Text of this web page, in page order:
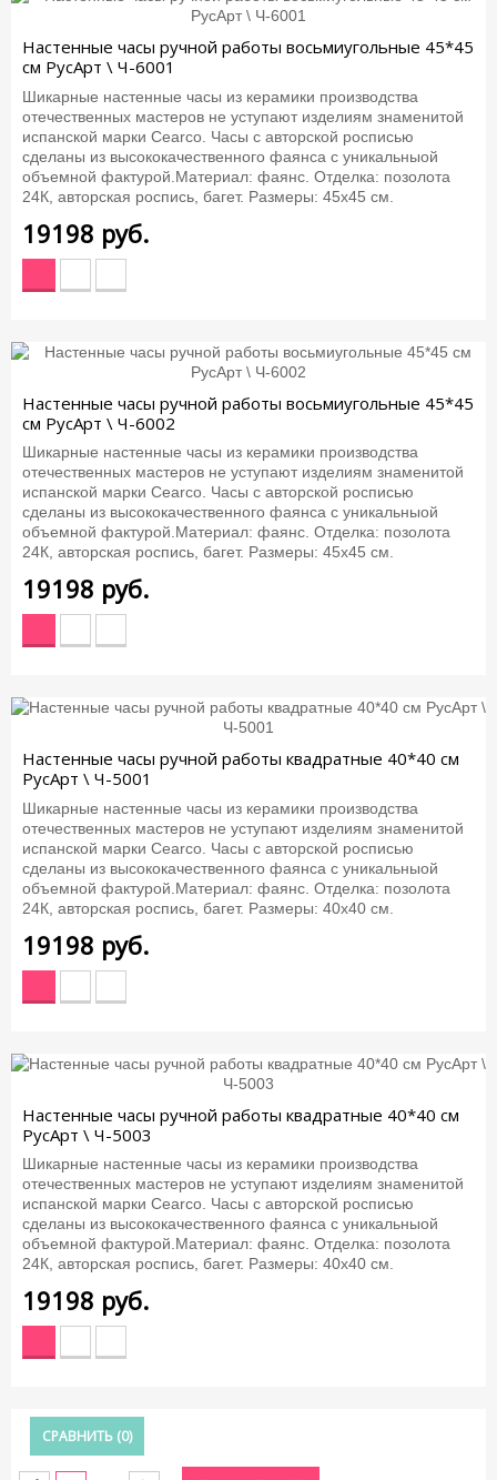
Настенные часы ручной работы восьмиугольные 45*45
см РусАрт \ Ч-6001
Шикарные настенные часы из керамики производства
отечественных мастеров не уступают изделиям знаменитой
испанской марки Cearco. Часы с авторской росписью
сделаны из высококачественного фаянса с уникальныой
объемной фактурой.Материал: фаянс. Отделка: позолота
24К, авторская роспись, багет. Размеры: 45х45 см.
19198 руб.
Настенные часы ручной работы восьмиугольные 45*45
см РусАрт \ Ч-6002
Шикарные настенные часы из керамики производства
отечественных мастеров не уступают изделиям знаменитой
испанской марки Cearco. Часы с авторской росписью
сделаны из высококачественного фаянса с уникальныой
объемной фактурой.Материал: фаянс. Отделка: позолота
24К, авторская роспись, багет. Размеры: 45х45 см.
19198 руб.
Настенные часы ручной работы квадратные 40*40 см
РусАрт \ Ч-5001
Шикарные настенные часы из керамики производства
отечественных мастеров не уступают изделиям знаменитой
испанской марки Cearco. Часы с авторской росписью
сделаны из высококачественного фаянса с уникальныой
объемной фактурой.Материал: фаянс. Отделка: позолота
24К, авторская роспись, багет. Размеры: 40х40 см.
19198 руб.
Настенные часы ручной работы квадратные 40*40 см
РусАрт \ Ч-5003
Шикарные настенные часы из керамики производства
отечественных мастеров не уступают изделиям знаменитой
испанской марки Cearco. Часы с авторской росписью
сделаны из высококачественного фаянса с уникальныой
объемной фактурой.Материал: фаянс. Отделка: позолота
24К, авторская роспись, багет. Размеры: 40х40 см.
19198 руб.
СРАВНИТЬ (0)